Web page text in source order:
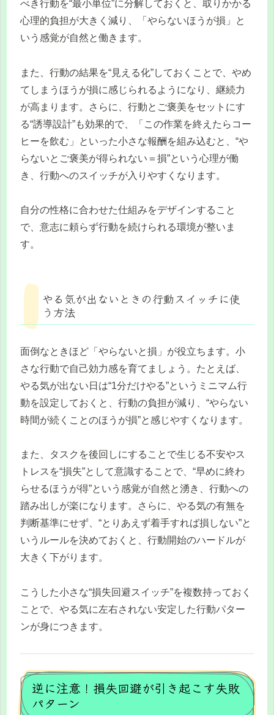
べき行動を“最小単位”に分解しておくと、取りかかる
心理的負担が大きく減り、「やらないほうが損」と
いう感覚が自然と働きます。
また、行動の結果を“見える化”しておくことで、やめ
てしまうほうが損に感じられるようになり、継続力
が高まります。さらに、行動とご褒美をセットにす
る“誘導設計”も効果的で、「この作業を終えたらコー
ヒーを飲む」といった小さな報酬を組み込むと、“や
らないとご褒美が得られない＝損”という心理が働
き、行動へのスイッチが入りやすくなります。
自分の性格に合わせた仕組みをデザインすること
で、意志に頼らず行動を続けられる環境が整いま
す。
やる気が出ないときの行動スイッチに使
う方法
面倒なときほど「やらないと損」が役立ちます。小
さな行動で自己効力感を育てましょう。たとえば、
やる気が出ない日は“1分だけやる”というミニマム行
動を設定しておくと、行動の負担が減り、“やらない
時間が続くことのほうが損”と感じやすくなります。
また、タスクを後回しにすることで生じる不安やス
トレスを“損失”として意識することで、“早めに終わ
らせるほうが得”という感覚が自然と湧き、行動への
踏み出しが楽になります。さらに、やる気の有無を
判断基準にせず、“とりあえず着手すれば損しない”と
いうルールを決めておくと、行動開始のハードルが
大きく下がります。
こうした小さな“損失回避スイッチ”を複数持っておく
ことで、やる気に左右されない安定した行動パター
ンが身につきます。
逆に注意！損失回避が引き起こす失敗
パターン